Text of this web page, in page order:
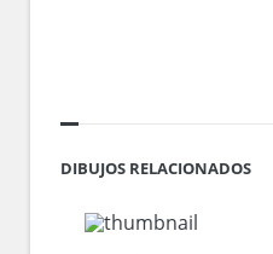
DIBUJOS RELACIONADOS